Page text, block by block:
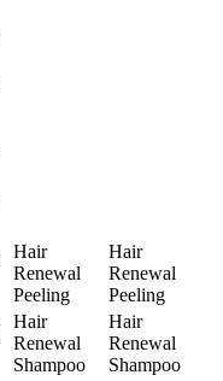
Hair
Renewal
Peeling
Hair
Renewal
Peeling
Hair
Renewal
Shampoo
Hair
Renewal
Shampoo